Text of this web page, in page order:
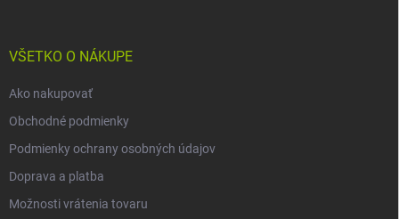
VŠETKO O NÁKUPE
Ako nakupovať
Obchodné podmienky
Podmienky ochrany osobných údajov
Doprava a platba
Možnosti vrátenia tovaru